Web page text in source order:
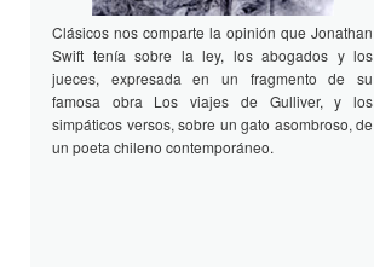
Clásicos nos comparte la opinión que Jonathan
Swift tenía sobre la ley, los abogados y los
jueces, expresada en un fragmento de su
famosa obra Los viajes de Gulliver, y los
simpáticos versos, sobre un gato asombroso, de
un poeta chileno contemporáneo.